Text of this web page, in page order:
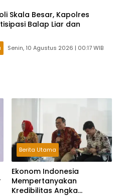
Skala Besar, Kapolres
Balap Liar dan
Senin, 10 Agustus 2026 | 00:17 WIB
Berita Utama
Ekonom Indonesia
Mempertanyakan
Kredibilitas Angka